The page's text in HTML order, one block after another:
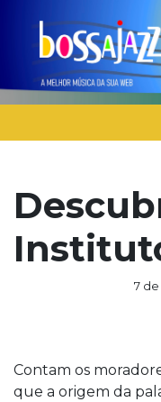
7
Contam os
que a origem da